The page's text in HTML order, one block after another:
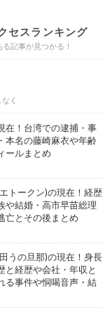
セスランキング
記事が見つかる！
く
在！台湾での逮捕・事
本名の藤崎麻衣や年齢
ールまとめ
トークン)の現在！経歴
や結婚・高市早苗総理
亡とその後まとめ
うの旦那)の現在！身長
と経歴や会社・年収と
る事件や恫喝音声・結
宅・脳梗塞の病気もま